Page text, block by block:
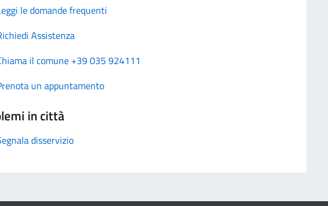
le domande frequenti
Assistenza
il comune +39 035 924111
un appuntamento
in città
disservizio